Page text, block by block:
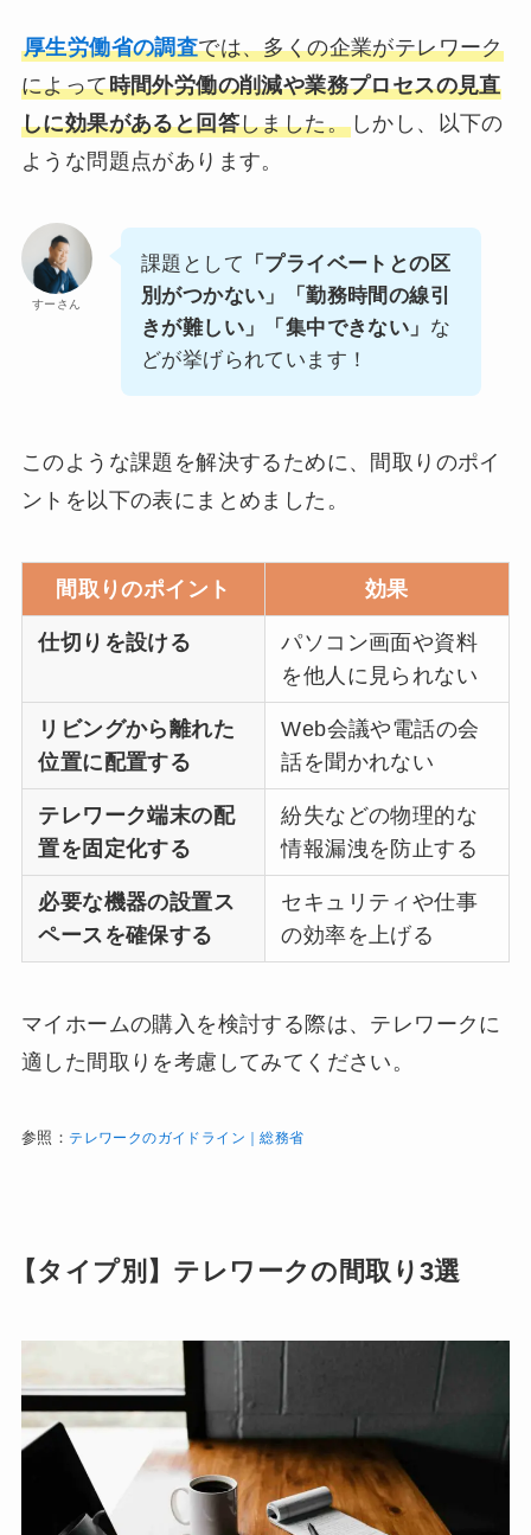
厚生労働省の調査では、多くの企業がテレワーク
によって時間外労働の削減や業務プロセスの見直
しに効果があると回答しました。しかし、以下の
ような問題点があります。
すーさん
課題として
「プライベートとの区
別がつかない」「勤務時間の線引
きが難しい」「集中できない」 な
どが挙げられています！
このような課題を解決するために、間取りのポイ
ントを以下の表にまとめました。
間取りのポイント 効果
仕切りを設ける
パソコン画面や資料
を他人に見られない
リビングから離れた
位置に配置する
Web会議や電話の会
話を聞かれない
テレワーク端末の配
置を固定化する
紛失などの物理的な
情報漏洩を防止する
必要な機器の設置ス
ペースを確保する
セキュリティや仕事
の効率を上げる
マイホームの購入を検討する際は、テレワークに
適した間取りを考慮してみてください。
参照： テレワークのガイドライン｜総務省
【タイプ別】テレワークの間取り3選